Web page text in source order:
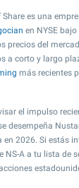
es una
en NYSE
precios del
a corto y largo
más recientes
el impulso
desempeña
en 2026. Si estás
NS-A a tu lista de